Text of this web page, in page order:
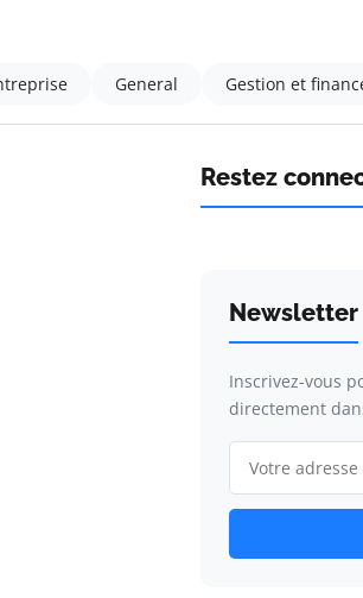
General Gestion et
Restez
Newsletter
Inscrivez-vous
directement